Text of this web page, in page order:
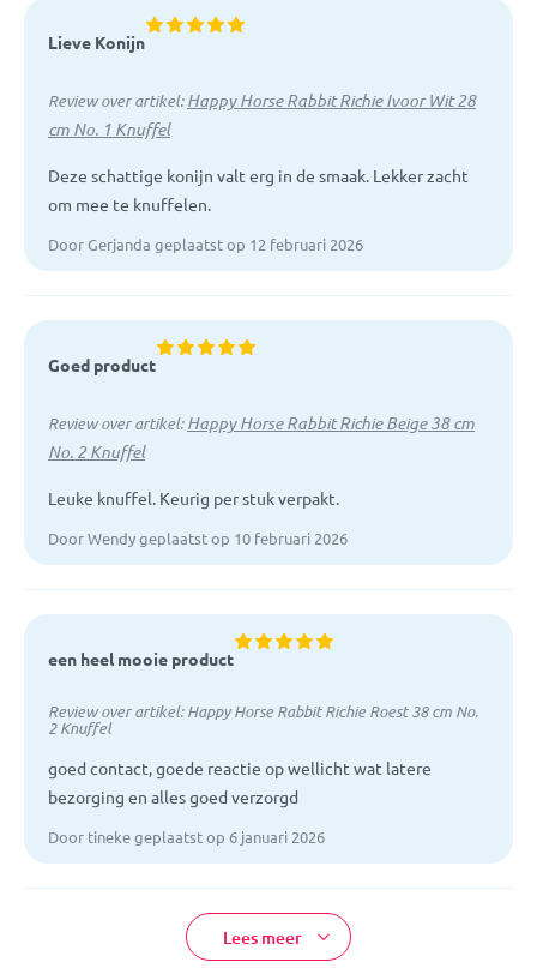
Lieve Konijn
Review over artikel:Happy Horse Rabbit Richie Ivoor Wit 28
cm No. 1 Knuffel
Deze schattige konijn valt erg in de smaak. Lekker zacht
om mee te knuffelen.
Door Gerjanda geplaatst op 12 februari 2026
Goed product
Review over artikel:Happy Horse Rabbit Richie Beige 38 cm
No. 2 Knuffel
Leuke knuffel. Keurig per stuk verpakt.
Door Wendy geplaatst op 10 februari 2026
een heel mooie product
Review over artikel:Happy Horse Rabbit Richie Roest 38 cm No.
2 Knuffel
goed contact, goede reactie op wellicht wat latere
bezorging en alles goed verzorgd
Door tineke geplaatst op 6 januari 2026
Lees meer